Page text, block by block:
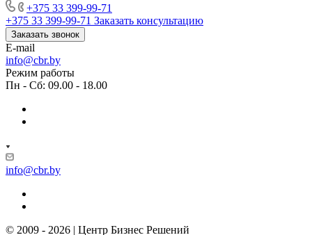
+375 33 399-99-71
+375 33 399-99-71 Заказать консультацию
Заказать звонок
E-mail
info@cbr.by
Режим работы
Пн - Сб: 09.00 - 18.00
info@cbr.by
© 2009 - 2026 | Центр Бизнес Решений